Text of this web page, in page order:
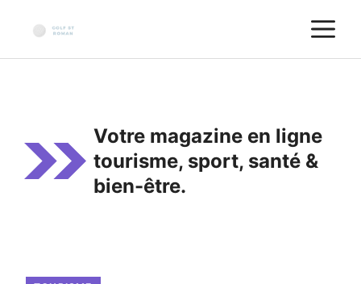
contenu
Votre magazine en ligne
tourisme, sport, santé &
bien-être.